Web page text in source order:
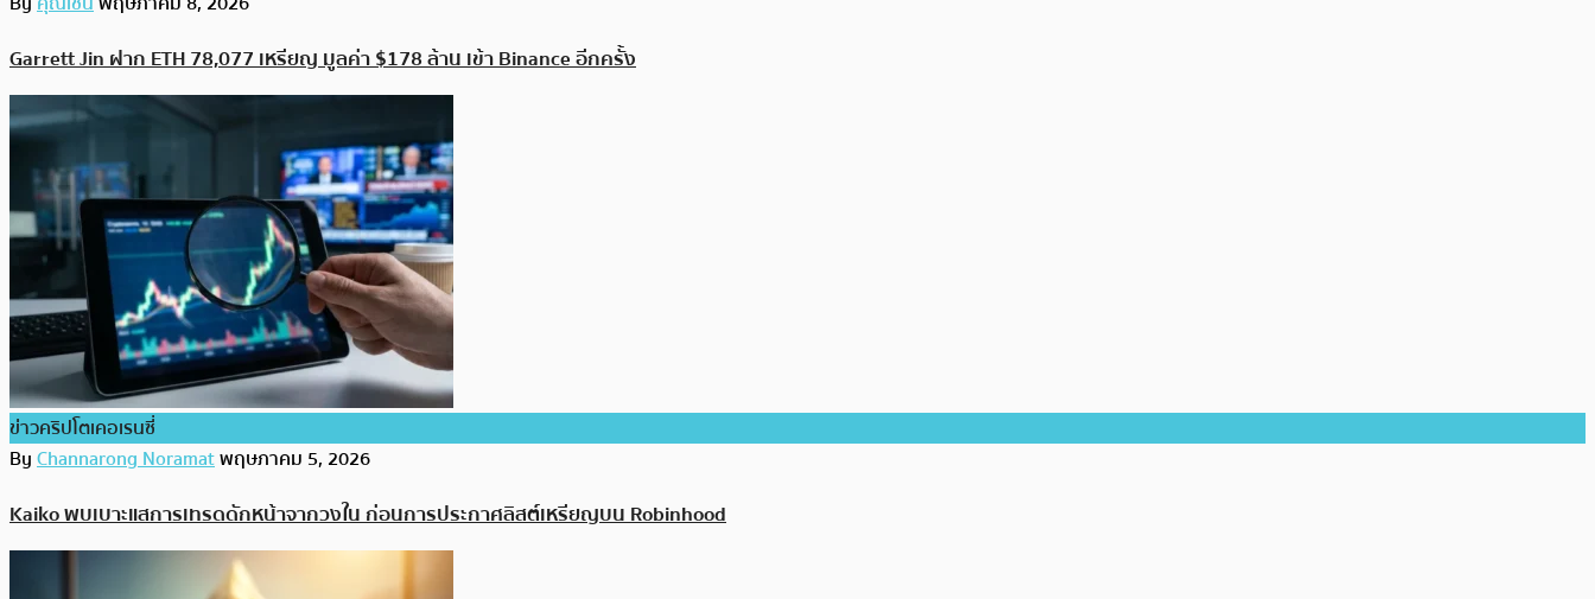
Garrett Jin ฝาก ETH 78,077 เหรียญ มูลค่า $178 ล้าน เข้า Binance อีกครั้ง
ข่าวคริปโตเคอเรนซี่
ByChannarong Noramatพฤษภาคม 5, 2026
Kaiko พบเบาะแสการเทรดดักหน้าจากวงใน ก่อนการประกาศลิสต์เหรียญบน Robinhood